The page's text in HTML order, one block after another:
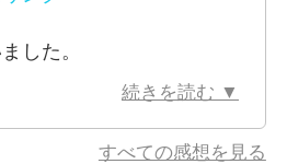
した。
続きを読む ▼
すべての感想を見る